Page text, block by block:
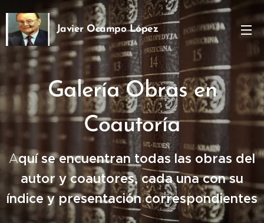
Javier Ocampo López
Ph.D
Galería Obras en
Coautoría
Aquí se encuentran todas las obras del
autor y coautores, cada una con su
índice y presentación correspondientes